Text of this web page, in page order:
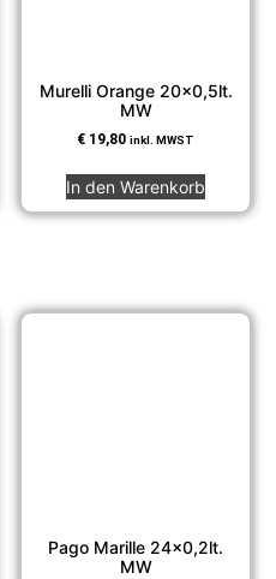
Murelli Orange 20×0,5lt.
MW
€ 19,80 inkl. MWST
In den Warenkorb
Pago Marille 24×0,2lt.
MW